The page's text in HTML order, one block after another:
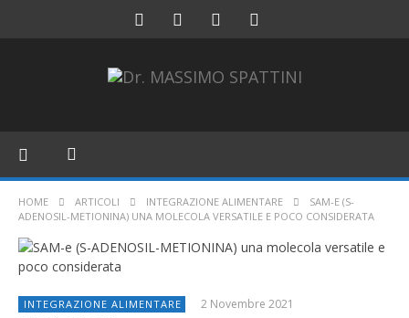
HOME ARTICOLI INTEGRAZIONE ALIMENTARE
SAM-E (S-
ADENOSIL-METIONINA) UNA MOLECOLA VERSATILE E POCO CONSIDERATA
INTEGRAZIONE ALIMENTARE
2 Novembre 2021